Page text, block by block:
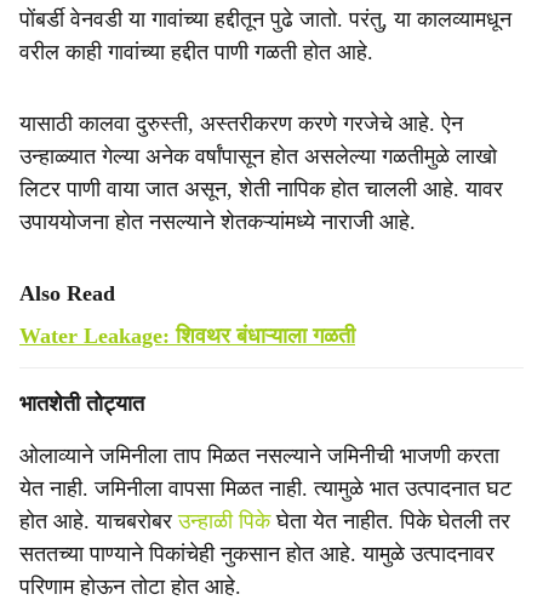
पोंबर्डी वेनवडी या गावांच्या हद्दीतून पुढे जातो. परंतु, या कालव्यामधून
वरील काही गावांच्या हद्दीत पाणी गळती होत आहे.
यासाठी कालवा दुरुस्ती, अस्तरीकरण करणे गरजेचे आहे. ऐन
उन्हाळ्यात गेल्या अनेक वर्षांपासून होत असलेल्या गळतीमुळे लाखो
लिटर पाणी वाया जात असून, शेती नापिक होत चालली आहे. यावर
उपाययोजना होत नसल्याने शेतकऱ्यांमध्ये नाराजी आहे.
Also Read
Water Leakage: शिवथर बंधाऱ्याला गळती
भातशेती तोट्यात
ओलाव्याने जमिनीला ताप मिळत नसल्याने जमिनीची भाजणी करता
येत नाही. जमिनीला वापसा मिळत नाही. त्यामुळे भात उत्पादनात घट
होत आहे. याचबरोबरउन्हाळी पिकेघेता येत नाहीत. पिके घेतली तर
सततच्या पाण्याने पिकांचेही नुकसान होत आहे. यामुळे उत्पादनावर
परिणाम होऊन तोटा होत आहे.